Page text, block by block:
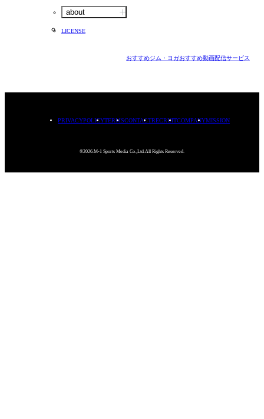
about
LICENSE
おすすめジム・ヨガおすすめ動画配信サービス
PRIVACYPOLICYTERMSCONTACTRECRUITCOMPANYMISSION
©2026.M-1 Sports Media Co.,Ltd.All Rights Reserved.